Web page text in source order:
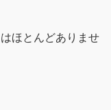
ほとんどありませ